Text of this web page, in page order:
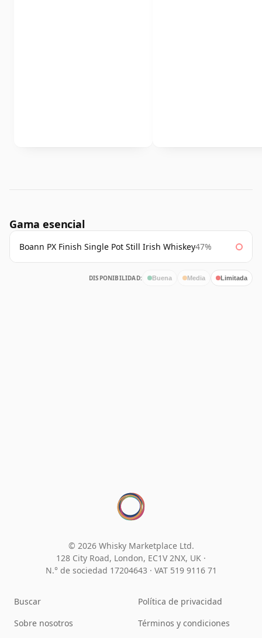
Gama esencial
Boann PX Finish Single Pot Still Irish Whiskey47%
DISPONIBILIDAD: Buena Media Limitada
© 2026 Whisky Marketplace Ltd.
128 City Road, London, EC1V 2NX, UK ·
N.° de sociedad 17204643 · VAT 519 9116 71
Buscar
Sobre nosotros
Política de privacidad
Términos y condiciones